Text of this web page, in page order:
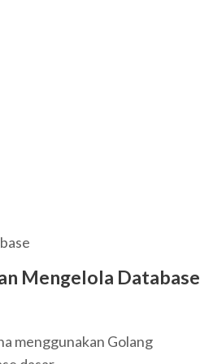
Mengelola Database
menggunakan Golang